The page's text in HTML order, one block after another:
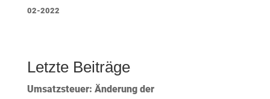
02-2022
Letzte Beiträge
Umsatzsteuer: Änderung der